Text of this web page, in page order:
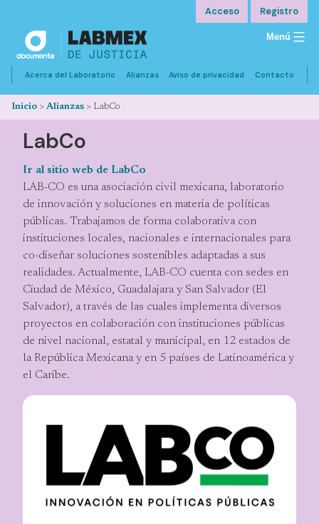
Acceso Registro
Menú
Acerca del Laboratorio Alianzas Aviso de privacidad Contacto
Inicio > Alianzas > LabCo
LabCo
Ir al sitio web de LabCo
LAB-CO es una asociación civil mexicana, laboratorio
de innovación y soluciones en materia de políticas
públicas. Trabajamos de forma colaborativa con
instituciones locales, nacionales e internacionales para
co-diseñar soluciones sostenibles adaptadas a sus
realidades. Actualmente, LAB-CO cuenta con sedes en
Ciudad de México, Guadalajara y San Salvador (El
Salvador), a través de las cuales implementa diversos
proyectos en colaboración con instituciones públicas
de nivel nacional, estatal y municipal, en 12 estados de
la República Mexicana y en 5 países de Latinoamérica y
el Caribe.